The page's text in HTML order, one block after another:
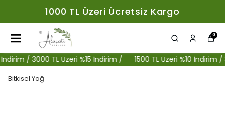
1000 TL Üzeri Ücretsiz Kargo
0
/ 3000 TL Üzeri %15 İndirim / 1500 TL Üzeri %10 İndirim /
Bitkisel Yağ